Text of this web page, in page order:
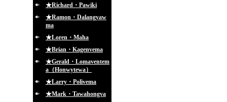
★Richard・Pawiki
★Ramon・Dalangyaw
ma
★Loren・Maha
★Brian・Kagenvema
★Gerald・Lomaventem
a（Honwytewa）
★Larry・Polivema
★Mark・Tawahongva